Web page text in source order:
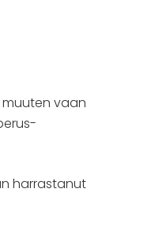
vaan
harrastanut